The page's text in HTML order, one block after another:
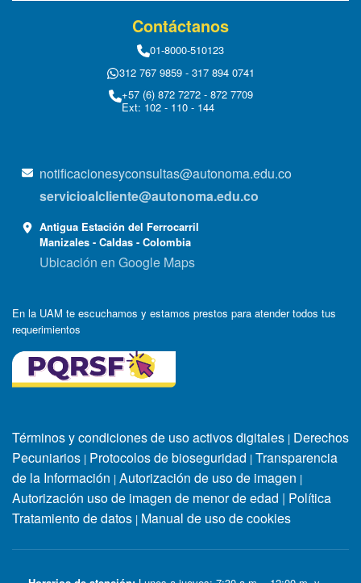
Contáctanos
01-8000-510123
312 767 9859 - 317 894 0741
+57 (6) 872 7272 - 872 7709
Ext: 102 - 110 - 144
notificacionesyconsultas@autonoma.edu.co
servicioalcliente@autonoma.edu.co
Antigua Estación del Ferrocarril
Manizales - Caldas - Colombia
Ubicación en Google Maps
En la UAM te escuchamos y estamos prestos para atender todos tus
requerimientos
Términos y condiciones de uso activos digitales | Derechos
Pecuniarios | Protocolos de bioseguridad | Transparencia
de la Información | Autorización de uso de imagen |
Autorización uso de imagen de menor de edad | Política
Tratamiento de datos | Manual de uso de cookies